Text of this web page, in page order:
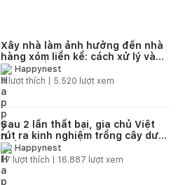
Xây nhà làm ảnh hưởng đến nhà
hàng xóm liền kề: cách xử lý và
giải quyết
Happynest
4 lượt thích | 5.520 lượt xem
Sau 2 lần thất bại, gia chủ Việt
rút ra kinh nghiệm trồng cây dưới
giếng trời
Happynest
17 lượt thích | 16.887 lượt xem